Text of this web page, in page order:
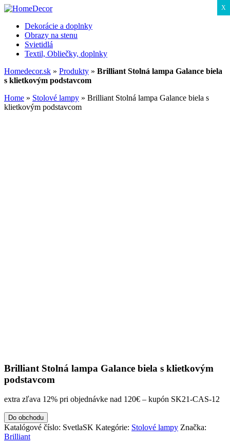
Dekorácie a doplnky
Obrazy na stenu
Svietidlá
Textil, Obliečky, doplnky
Homedecor.sk » Produkty » Brilliant Stolná lampa Galance biela
s klietkovým podstavcom
Home » Stolové lampy » Brilliant Stolná lampa Galance biela s
klietkovým podstavcom
Brilliant Stolná lampa Galance biela s klietkovým
podstavcom
extra zľava 12% pri objednávke nad 120€ – kupón SK21-CAS-12
Do obchodu
Katalógové číslo: SvetlaSK Kategórie: Stolové lampy Značka:
Brilliant
X